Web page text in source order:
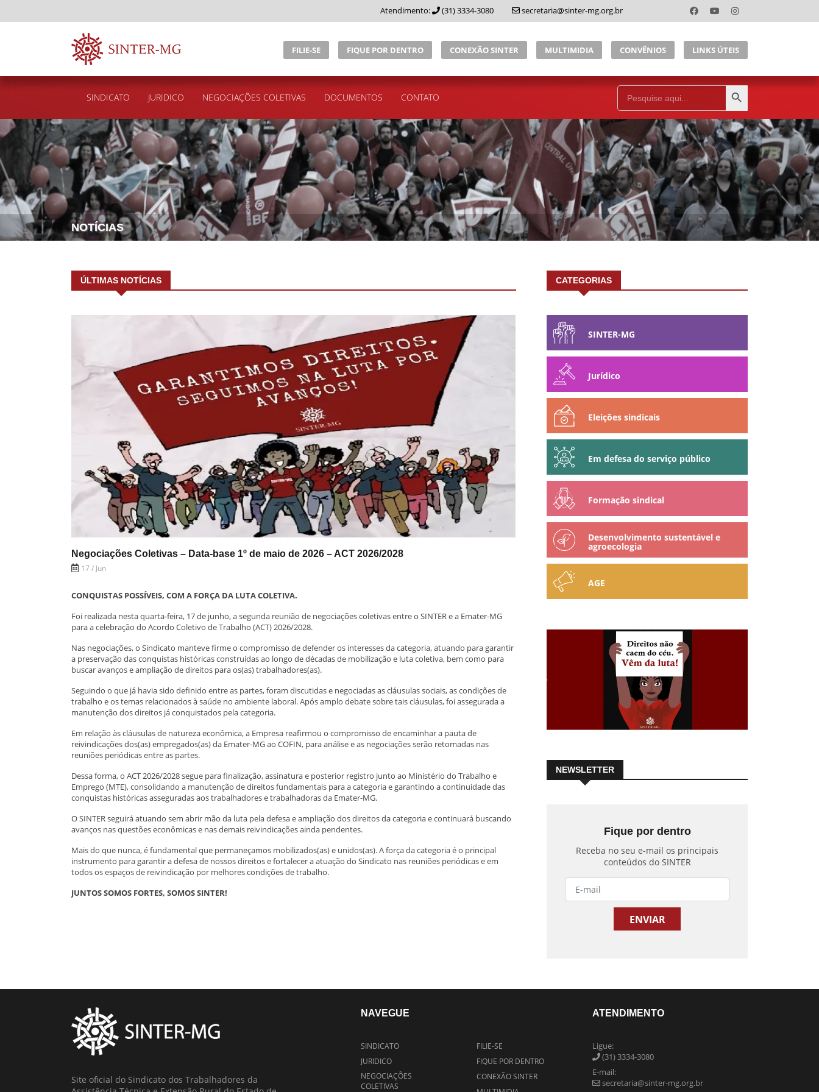
Atendimento: (31) 3334-3080 secretaria@sinter-mg.org.br
FILIE-SE FIQUE POR DENTRO CONEXÃO SINTER MULTIMIDIA CONVÊNIOS LINKS ÚTEIS
SINDICATO JURIDICO NEGOCIAÇÕES COLETIVAS DOCUMENTOS CONTATO
Search
for:
Search Button
NOTÍCIAS
ÚLTIMAS NOTÍCIAS
Negociações Coletivas – Data-base 1º de maio de 2026 – ACT 2026/2028
17 / Jun
CONQUISTAS POSSÍVEIS, COM A FORÇA DA LUTA COLETIVA.
Foi realizada nesta quarta-feira, 17 de junho, a segunda reunião de negociações coletivas entre o SINTER e a Emater-MG
para a celebração do Acordo Coletivo de Trabalho (ACT) 2026/2028.
Nas negociações, o Sindicato manteve firme o compromisso de defender os interesses da categoria, atuando para garantir
a preservação das conquistas históricas construídas ao longo de décadas de mobilização e luta coletiva, bem como para
buscar avanços e ampliação de direitos para os(as) trabalhadores(as).
Seguindo o que já havia sido definido entre as partes, foram discutidas e negociadas as cláusulas sociais, as condições de
trabalho e os temas relacionados à saúde no ambiente laboral. Após amplo debate sobre tais cláusulas, foi assegurada a
manutenção dos direitos já conquistados pela categoria.
Em relação às cláusulas de natureza econômica, a Empresa reafirmou o compromisso de encaminhar a pauta de
reivindicações dos(as) empregados(as) da Emater-MG ao COFIN, para análise e as negociações serão retomadas nas
reuniões periódicas entre as partes.
Dessa forma, o ACT 2026/2028 segue para finalização, assinatura e posterior registro junto ao Ministério do Trabalho e
Emprego (MTE), consolidando a manutenção de direitos fundamentais para a categoria e garantindo a continuidade das
conquistas históricas asseguradas aos trabalhadores e trabalhadoras da Emater-MG.
O SINTER seguirá atuando sem abrir mão da luta pela defesa e ampliação dos direitos da categoria e continuará buscando
avanços nas questões econômicas e nas demais reivindicações ainda pendentes.
Mais do que nunca, é fundamental que permaneçamos mobilizados(as) e unidos(as). A força da categoria é o principal
instrumento para garantir a defesa de nossos direitos e fortalecer a atuação do Sindicato nas reuniões periódicas e em
todos os espaços de reivindicação por melhores condições de trabalho.
JUNTOS SOMOS FORTES, SOMOS SINTER!
CATEGORIAS
SINTER-MG
Jurídico
Eleições sindicais
Em defesa do serviço público
Formação sindical
Desenvolvimento sustentável e
agroecologia
AGE
NEWSLETTER
Fique por dentro
Receba no seu e-mail os principais
conteúdos do SINTER
Site oficial do Sindicato dos Trabalhadores da
NAVEGUE
SINDICATO
JURIDICO
NEGOCIAÇÕES
COLETIVAS
FILIE-SE
FIQUE POR DENTRO
CONEXÃO SINTER
ATENDIMENTO
Ligue:
(31) 3334-3080
E-mail:
secretaria@sinter-mg.org.br